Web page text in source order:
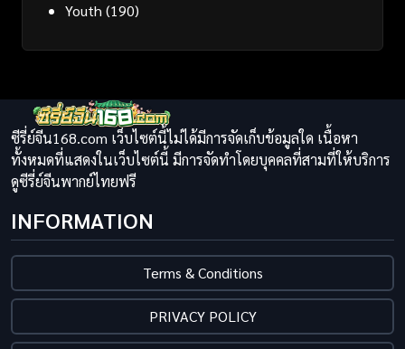
Youth (190)
ซีรี่ย์จีน168.com เว็บไซต์นี้ไม่ได้มีการจัดเก็บข้อมูลใด เนื้อหา
ทั้งหมดที่แสดงในเว็บไซต์นี้ มีการจัดทำโดยบุคคลที่สามที่ให้บริการ
ดูซีรี่ย์จีนพากย์ไทยฟรี
INFORMATION
Terms & Conditions
PRIVACY POLICY